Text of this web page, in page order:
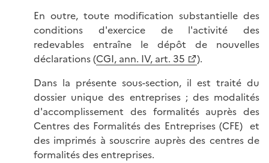
En outre, toute modification substantielle des
conditions d'exercice de l'activité des
redevables entraîne le dépôt de nouvelles
déclarations (CGI, ann. IV, art. 35
).
Dans la présente sous-section, il est traité du
dossier unique des entreprises ; des modalités
d'accomplissement des formalités auprès des
Centres des Formalités des Entreprises (CFE) et
des imprimés à souscrire auprès des centres de
formalités des entreprises.